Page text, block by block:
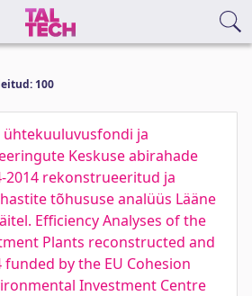
100
ühtekuuluvusfondi ja
Keskuse abirahade
2014 rekonstrueeritud ja
tõhususe analüüs Lääne
Efficiency Analyses of the
Plants reconstructed and
funded by the EU Cohesion
Investment Centre